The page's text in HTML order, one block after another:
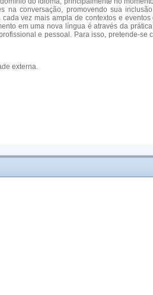
na conversação, promovendo sua
vez mais ampla de contextos e
em uma nova língua é através da
e pessoal. Para isso, pretende-
externa.